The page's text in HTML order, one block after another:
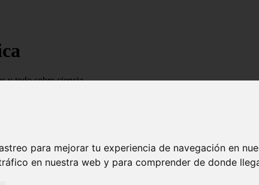
para mejorar tu experiencia de navegación en
en nuestra web y para comprender de donde
y todo sobre ciencia